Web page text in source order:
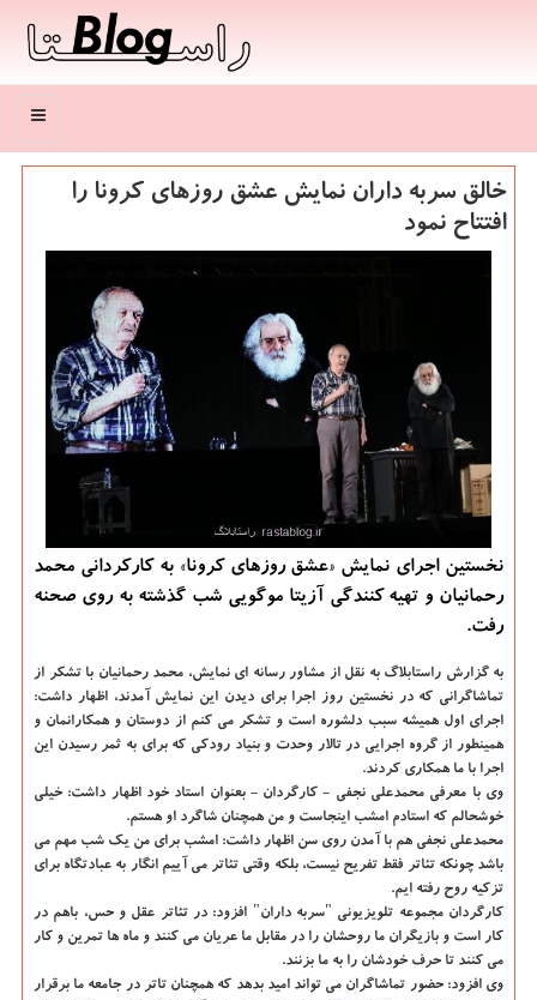
منو
خالق سربه داران نمایش عشق روزهای كرونا را
افتتاح نمود
نخستین اجرای نمایش «عشق روزهای كرونا» به كاركردانی محمد
رحمانیان و تهیه كنندگی آزیتا موگویی شب گذشته به روی صحنه
رفت.
به گزارش راستابلاگ به نقل از مشاور رسانه ای نمایش، محمد رحمانیان با تشکر از
تماشاگرانی که در نخستین روز اجرا برای دیدن این نمایش آمدند، اظهار داشت:
اجرای اول همیشه سبب دلشوره است و تشکر می کنم از دوستان و همکارانمان و
همینطور از گروه اجرایی در تالار وحدت و بنیاد رودکی که برای به ثمر رسیدن این
اجرا با ما همکاری کردند.
وی با معرفی محمدعلی نجفی - کارگردان - بعنوان استاد خود اظهار داشت: خیلی
خوشحالم که استادم امشب اینجاست و من همچنان شاگرد او هستم.
محمدعلی نجفی هم با آمدن روی سن اظهار داشت: امشب برای من یک شب مهم می
باشد چونکه تئاتر فقط تفریح نیست، بلکه وقتی تئاتر می آییم انگار به عبادتگاه برای
تزکیه روح رفته ایم.
کارگردان مجموعه تلویزیونی "سربه داران" افزود: در تئاتر عقل و حس، باهم در
کار است و بازیگران ما روحشان را در مقابل ما عریان می کنند و ماه ها تمرین و کار
می کنند تا حرف خودشان را به ما بزنند.
وی افزود: حضور تماشاگران می تواند امید بدهد که همچنان تاتر در جامعه ما برقرار